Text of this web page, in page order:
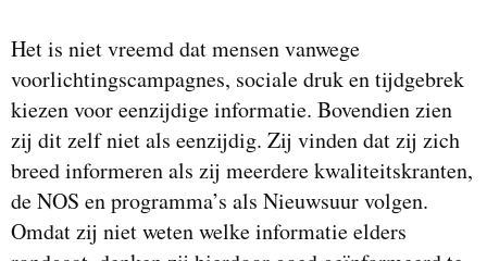
Het is niet vreemd dat mensen vanwege
voorlichtingscampagnes, sociale druk en tijdgebrek
kiezen voor eenzijdige informatie. Bovendien zien
zij dit zelf niet als eenzijdig. Zij vinden dat zij zich
breed informeren als zij meerdere kwaliteitskranten,
de NOS en programma’s als Nieuwsuur volgen.
Omdat zij niet weten welke informatie elders